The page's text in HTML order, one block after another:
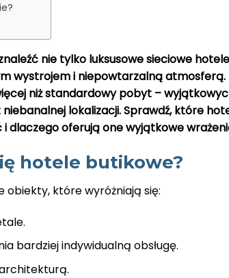
nie tylko luksusowe sieciowe
wystrojem i niepowtarzalną atmosferą.
niż standardowy pobyt –
lokalizacji. Sprawdź, które
dlaczego oferują one wyjątkowe
hotele butikowe?
obiekty, które wyróżniają się:
bardziej indywidualną obsługę.